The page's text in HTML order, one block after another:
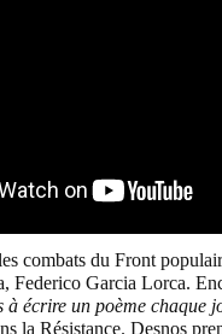
combats du Front
Federico Garcia Lorca.
à écrire un poème chaque
la Résistance. Desnos